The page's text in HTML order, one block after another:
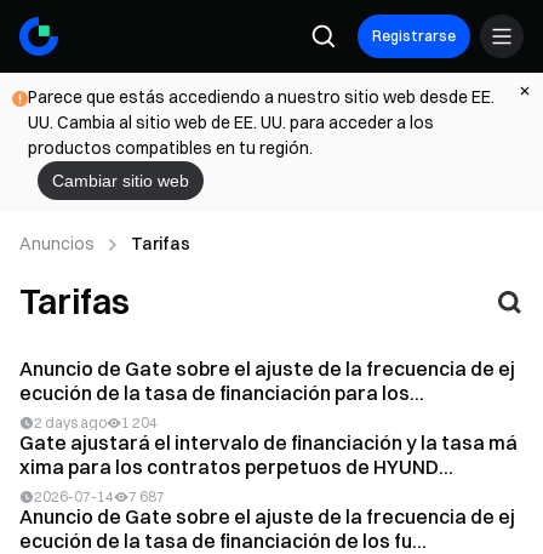
Registrarse
Parece que estás accediendo a nuestro sitio web desde EE.
UU. Cambia al sitio web de EE. UU. para acceder a los
productos compatibles en tu región.
Cambiar sitio web
Anuncios Tarifas
Tarifas
Anuncio de Gate sobre el ajuste de la frecuencia de ej
ecución de la tasa de financiación para los...
2 days ago 1 204
Gate ajustará el intervalo de financiación y la tasa má
xima para los contratos perpetuos de HYUND...
2026-07-14 7 687
Anuncio de Gate sobre el ajuste de la frecuencia de ej
ecución de la tasa de financiación de los fu...